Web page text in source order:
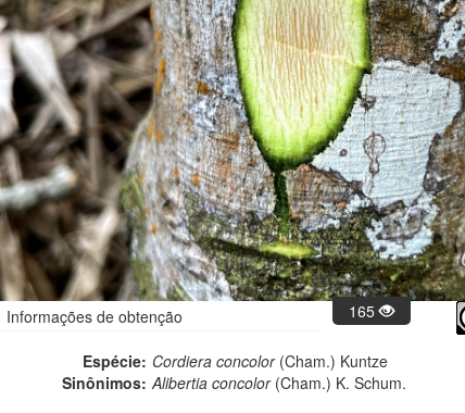
Informações de obtenção 165
Espécie: Cordiera concolor(Cham.) Kuntze
Sinônimos: Alibertia concolor(Cham.) K. Schum.